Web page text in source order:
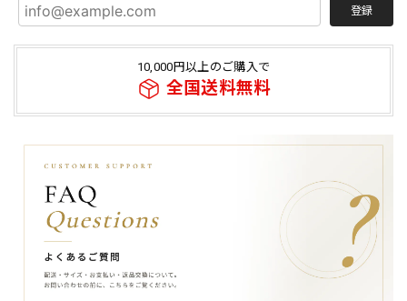
登録
10,000円以上のご購入で
全国送料無料